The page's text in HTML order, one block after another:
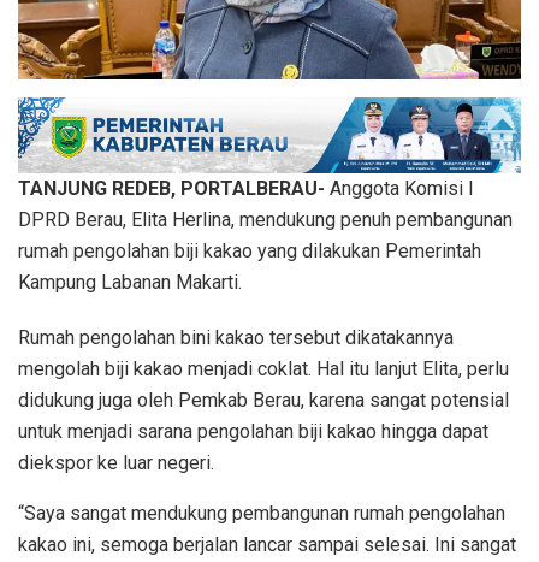
TANJUNG REDEB, PORTALBERAU- Anggota Komisi I
DPRD Berau, Elita Herlina, mendukung penuh pembangunan
rumah pengolahan biji kakao yang dilakukan Pemerintah
Kampung Labanan Makarti.
Rumah pengolahan bini kakao tersebut dikatakannya
mengolah biji kakao menjadi coklat. Hal itu lanjut Elita, perlu
didukung juga oleh Pemkab Berau, karena sangat potensial
untuk menjadi sarana pengolahan biji kakao hingga dapat
diekspor ke luar negeri.
“Saya sangat mendukung pembangunan rumah pengolahan
kakao ini, semoga berjalan lancar sampai selesai. Ini sangat